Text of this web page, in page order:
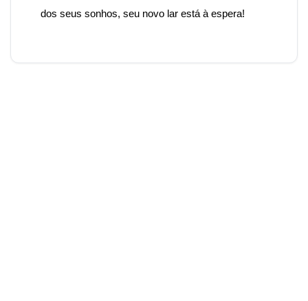
dos seus sonhos, seu novo lar está à espera!